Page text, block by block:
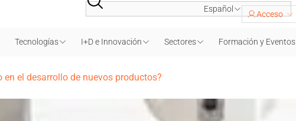
Español
Acceso
Tecnologías I+D e Innovación Sectores Formación y Eventos
el desarrollo de nuevos productos?